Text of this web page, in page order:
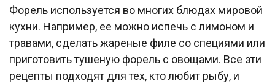
Форель используется во многих блюдах мировой
кухни. Например, ее можно испечь с лимоном и
травами, сделать жареные филе со специями или
приготовить тушеную форель с овощами. Все эти
рецепты подходят для тех, кто любит рыбу, и